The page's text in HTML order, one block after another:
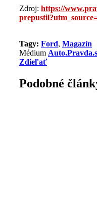
Zdroj: https://
Tagy: Ford, Magazín
Médium
Zdieľať
Podobné